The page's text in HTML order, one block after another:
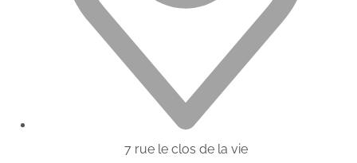
7 rue le clos de la vie